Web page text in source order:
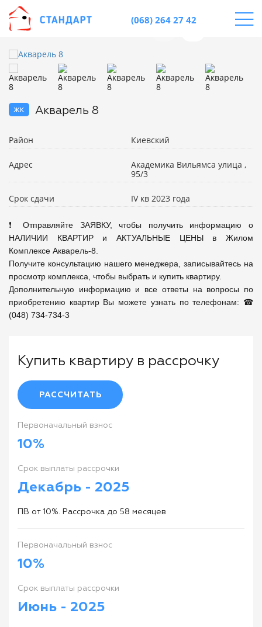
(068) 264 27 42
жк Акварель 8
Район Киевский
Адрес
Академика Вильямса улица ,
95/3
Срок сдачи IV кв 2023 года
❗ Отправляйте ЗАЯВКУ, чтобы получить информацию о
НАЛИЧИИ КВАРТИР и АКТУАЛЬНЫЕ ЦЕНЫ в Жилом
Комплексе Акварель-8.
Получите консультацию нашего менеджера, записывайтесь на
просмотр комплекса, чтобы выбрать и купить квартиру.
Дополнительную информацию и все ответы на вопросы по
приобретению квартир Вы можете узнать по телефонам: ☎
(048) 734-734-3
Купить квартиру в рассрочку
РАССЧИТАТЬ
Первоначальный взнос
10%
Cрок выплаты рассрочки
Декабрь - 2025
ПВ от 10%. Рассрочка до 58 месяцев
Первоначальный взнос
10%
Cрок выплаты рассрочки
Июнь - 2025